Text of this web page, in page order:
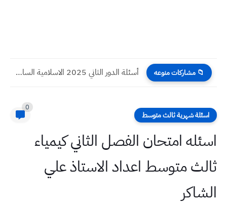
📁 مشاركات منوعه أسئلة الدور الثاني 2025 الاسلامية السادس الاعدادي
اسئلة شهرية ثالث متوسط
0
اسئله امتحان الفصل الثاني كيمياء
ثالث متوسط اعداد الاستاذ علي
الشاكر